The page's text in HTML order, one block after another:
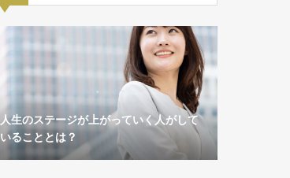
人生のステージが上がっていく人がして
いることとは？